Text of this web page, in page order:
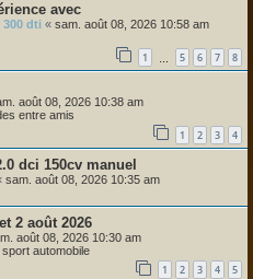
avec
300 dti « sam. août 08, 2026 10:58 am
1 5 6 7 8
août 08, 2026 10:38 am
entre amis
1 2 3 4
dci 150cv manuel
sam. août 08, 2026 10:35 am
2 août 2026
août 08, 2026 10:30 am
automobile
1 2 3 4 5